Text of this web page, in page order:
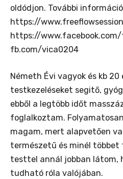
oldódjon. További
https://
https://
fb.com/vica0204
Németh Évi vagyok és kb
testkezeléseket segitő,
ebből a legtöbb időt
foglalkoztam.
magam, mert alapvetően
természetű és minél többet
testtel annál jobban látom,
tudható róla valójában.